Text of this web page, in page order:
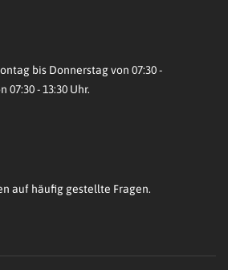
bis Donnerstag von 07:30 -
07:30 - 13:30 Uhr.
auf häufig gestellte Fragen.